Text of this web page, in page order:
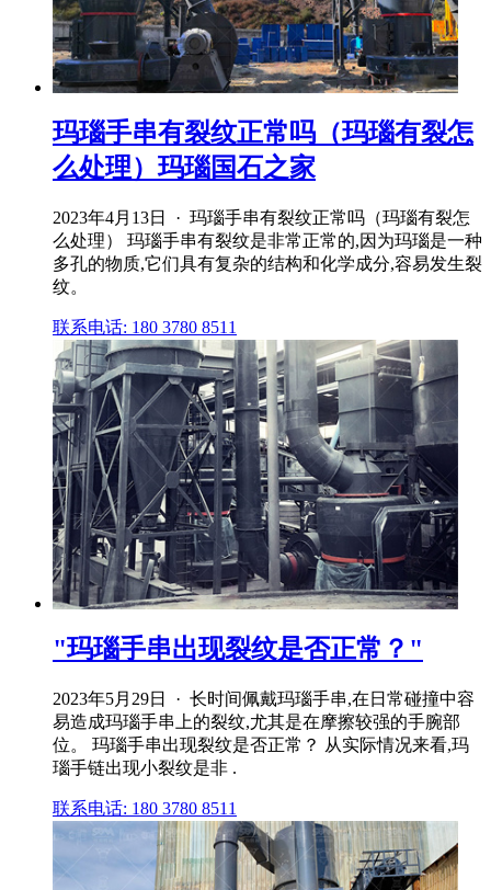
玛瑙手串有裂纹正常吗（玛瑙有裂怎
么处理）玛瑙国石之家
2023年4月13日 · 玛瑙手串有裂纹正常吗（玛瑙有裂怎
么处理） 玛瑙手串有裂纹是非常正常的,因为玛瑙是一种
多孔的物质,它们具有复杂的结构和化学成分,容易发生裂
纹。
联系电话: 180 3780 8511
"玛瑙手串出现裂纹是否正常？"
2023年5月29日 · 长时间佩戴玛瑙手串,在日常碰撞中容
易造成玛瑙手串上的裂纹,尤其是在摩擦较强的手腕部
位。 玛瑙手串出现裂纹是否正常？ 从实际情况来看,玛
瑙手链出现小裂纹是非 .
联系电话: 180 3780 8511